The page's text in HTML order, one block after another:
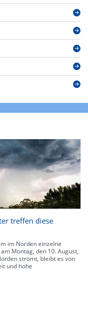
treffen diese
im Norden einzelne
Montag, den 10. August,
strömt, bleibt es von
und hohe